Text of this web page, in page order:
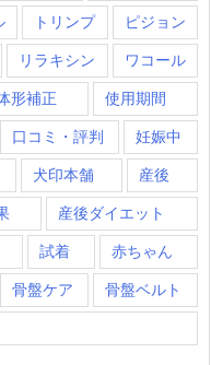
トリンプ ピジョン
リラキシン ワコール
形補正 使用期間
口コミ・評判 妊娠中
犬印本舗 産後
産後ダイエット
試着 赤ちゃん
骨盤ケア 骨盤ベルト